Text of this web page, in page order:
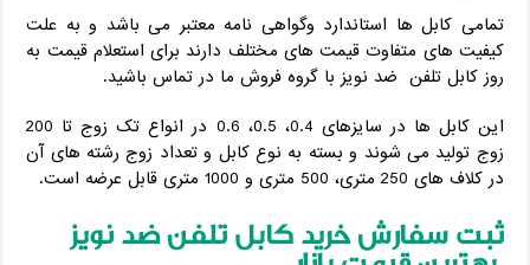
تمامی کابل ها استاندارد وگواهی نامه معتبر می باشد و به علت
کیفیت های متفاوت قیمت های مختلف دارند برای استعلام قیمت به
روز کابل تلفن ضد نویز با گروه فروش ما در تماس باشید.
این کابل ها در سایزهای 0.4، 0.5، 0.6 در انواع تک زوج تا 200
زوج تولید می شوند و بسته به نوع کابل و تعداد زوج رشته های آن
در کلاف های 250 متری، 500 متری و 1000 متری قابل عرضه است.
ثبت سفارش خرید کابل تلفن ضد نویز